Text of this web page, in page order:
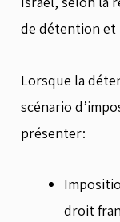
de détention et
Lorsque la
scénario
présenter:
droit